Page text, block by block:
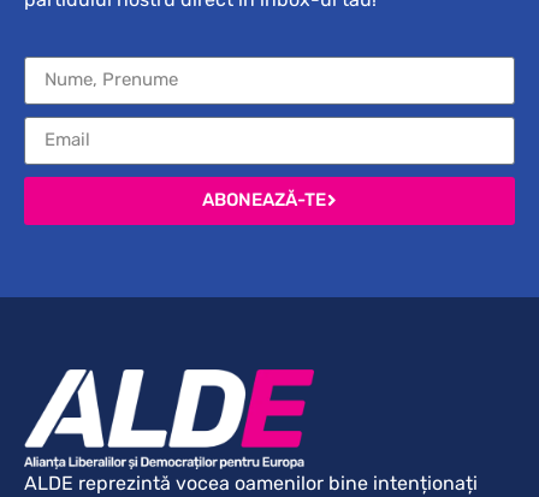
ABONEAZĂ-TE
ALDE reprezintă vocea oamenilor bine intenționați